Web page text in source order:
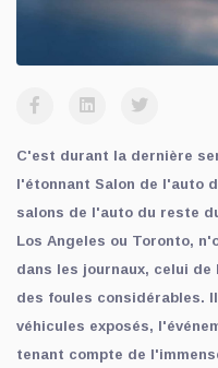
C'est durant la dernière
l'étonnant Salon de l'auto
salons de l'auto du reste
Los Angeles ou Toronto,
dans les journaux, celui
des foules considérables.
véhicules exposés,
tenant compte de